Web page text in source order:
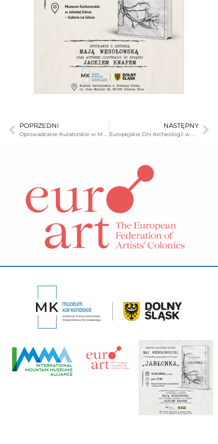
POPRZEDNI
Oprowadzanie Kuratorskie w Muzeum Karkonoskim
NASTĘPNY
Europejskie Dni Archeologii w Muzeum Karkonoskim w Jeleniej Górze.